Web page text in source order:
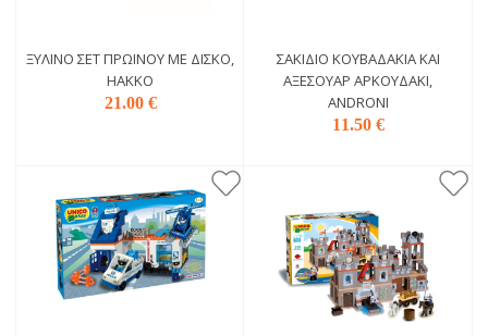
ΞΎΛΙΝΟ ΣΕΤ ΠΡΩΙΝΟΎ ΜΕ ΔΊΣΚΟ,
HAKKO
21.00 €
ΣΑΚΊΔΙΟ ΚΟΥΒΑΔΆΚΙΑ ΚΑΙ
ΑΞΕΣΟΥΆΡ ΑΡΚΟΎΔΆΚΙ,
ANDRONI
11.50 €